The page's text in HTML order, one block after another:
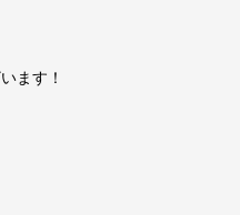
ます！